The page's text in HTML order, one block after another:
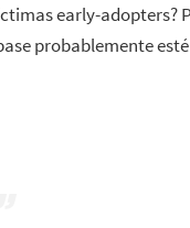
early-adopters?
probablemente